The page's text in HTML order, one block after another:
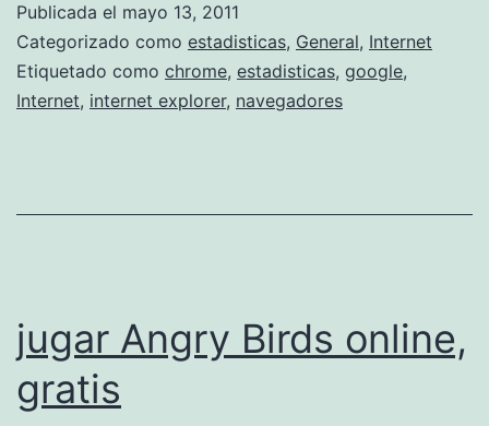
a
t
a
a
l
Publicada el mayo 13, 2011
Categorizado como estadisticas, General, Internet
Etiquetado como chrome, estadisticas, google,
Internet, internet explorer, navegadores
jugar Angry Birds online,
gratis